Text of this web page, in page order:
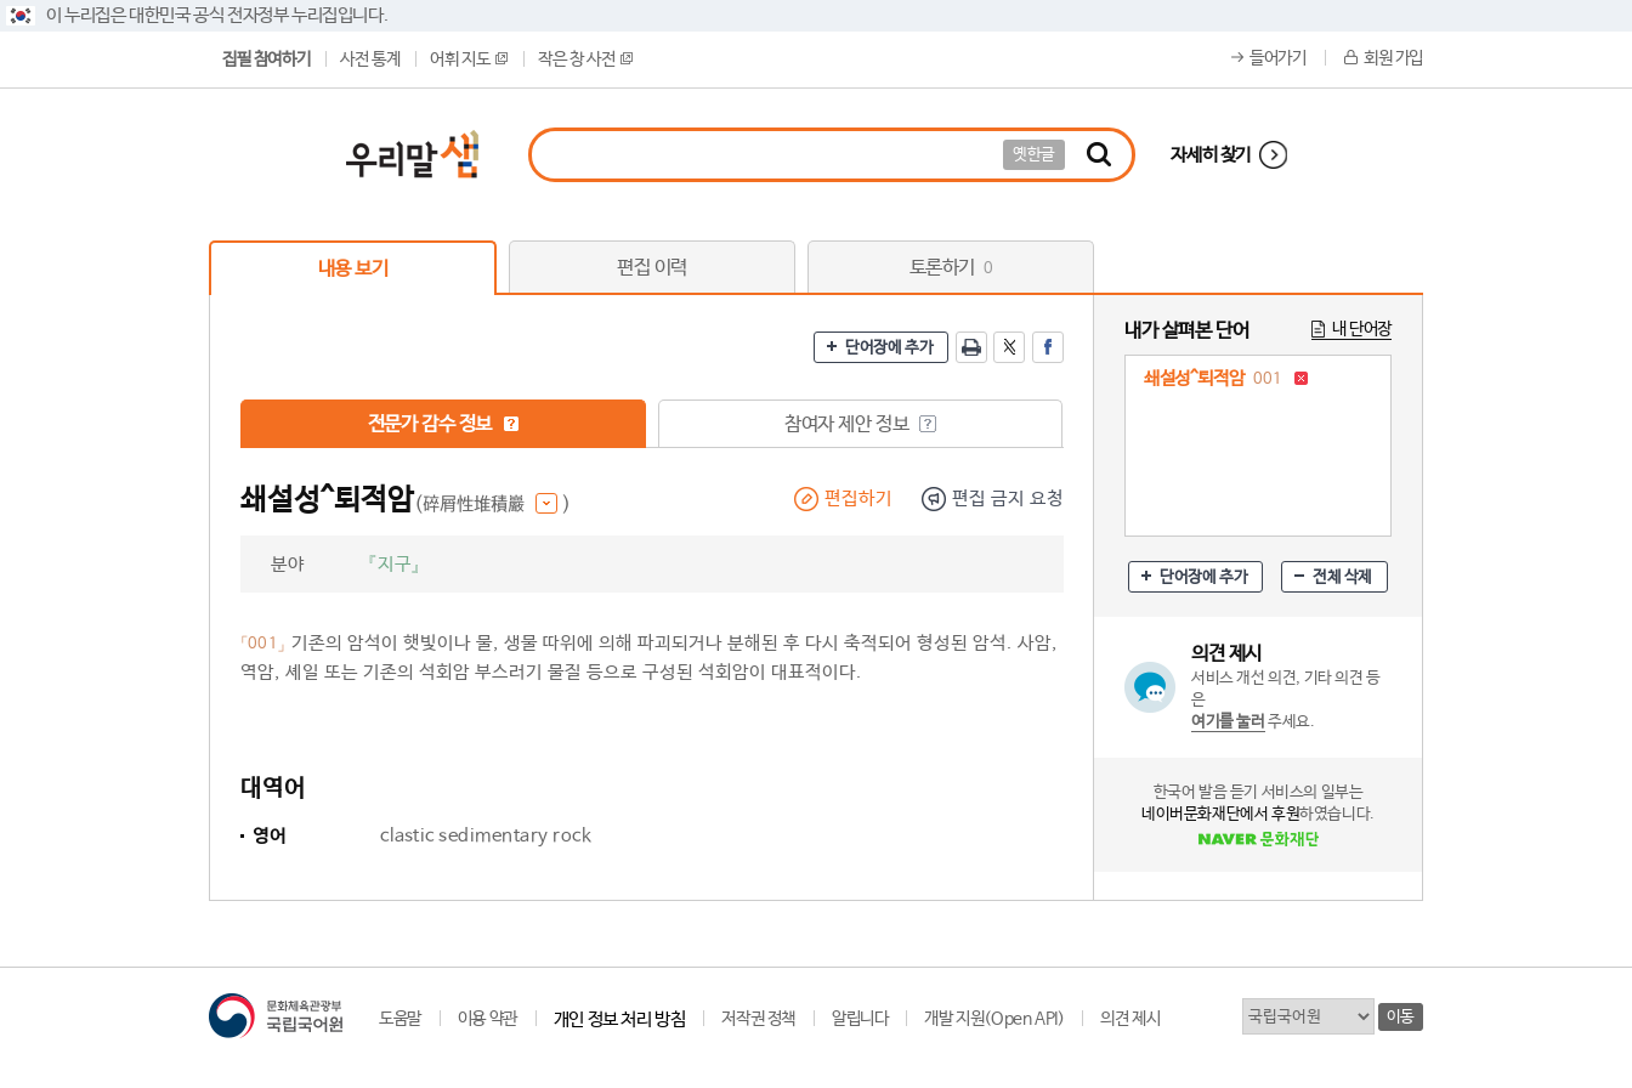
이 누리집은 대한민국 공식 전자정부 누리집입니다.
집필 참여하기 사전 통계 어휘 지도 작은 창 사전 들어가기 회원 가입
옛한글 자세히 찾기
내용 보기 편집 이력 토론하기 0
단어장에 추가
전문가 감수 정보 참여자 제안 정보
쇄설성^퇴적암(碎屑性堆積巖 ) 편집하기 편집 금지 요청
분야 『지구』
「001」 기존의 암석이 햇빛이나 물, 생물 따위에 의해 파괴되거나 분해된 후 다시 축적되어 형성된 암석. 사암,
역암, 셰일 또는 기존의 석회암 부스러기 물질 등으로 구성된 석회암이 대표적이다.
대역어
영어 clastic sedimentary rock
내가 살펴본 단어 내 단어장
쇄설성^퇴적암 001
단어장에 추가 전체 삭제
의견 제시
서비스 개선 의견, 기타 의견 등
은
여기를 눌러 주세요.
한국어 발음 듣기 서비스의 일부는
네이버문화재단에서 후원하였습니다.
도움말 이용 약관 개인 정보 처리 방침 저작권 정책 알립니다 개발 지원(Open API) 의견 제시 이동